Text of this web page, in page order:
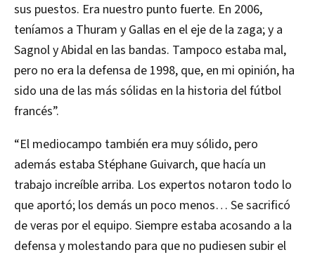
sus puestos. Era nuestro punto fuerte. En 2006,
teníamos a Thuram y Gallas en el eje de la zaga; y a
Sagnol y Abidal en las bandas. Tampoco estaba mal,
pero no era la defensa de 1998, que, en mi opinión, ha
sido una de las más sólidas en la historia del fútbol
francés”.
“El mediocampo también era muy sólido, pero
además estaba Stéphane Guivarch, que hacía un
trabajo increíble arriba. Los expertos notaron todo lo
que aportó; los demás un poco menos… Se sacrificó
de veras por el equipo. Siempre estaba acosando a la
defensa y molestando para que no pudiesen subir el